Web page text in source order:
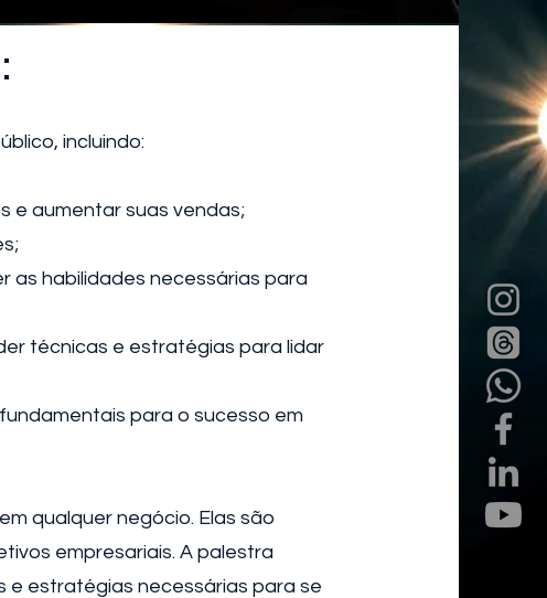
incluindo:
e aumentar suas vendas;
as habilidades necessárias para
técnicas e estratégias para lidar
para o sucesso em
qualquer negócio. Elas são
empresariais. A palestra
e estratégias necessárias para se